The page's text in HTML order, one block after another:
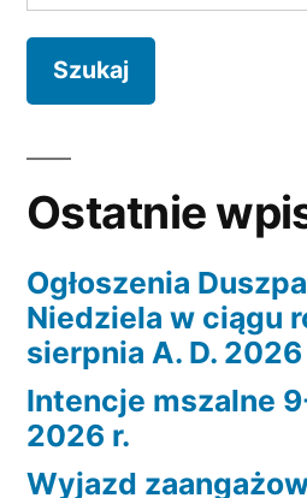
Ostatnie
Ogłoszenia
Niedziela w ciągu
sierpnia A. D. 2026
Intencje mszalne
2026 r.
Wyjazd